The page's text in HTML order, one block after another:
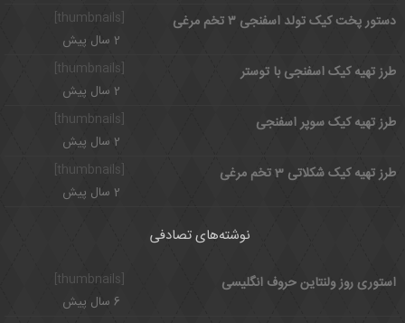
[thumbnails]
دستور پخت کیک تولد اسفنجی ۳ تخم مرغی
2 سال پیش
طرز تهیه کیک اسفنجی با توستر
2 سال پیش
[thumbnails]
طرز تهیه کیک سوپر اسفنجی
2 سال پیش
طرز تهیه کیک شکلاتی 3 تخم مرغی
2 سال پیش
نوشته‌های تصادفی
[thumbnails] استوری روز ولنتاین حروف انگلیسی
6 سال پیش